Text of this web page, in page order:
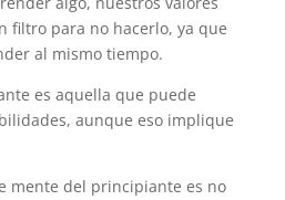
filtro para no hacerlo, ya que
al mismo tiempo.
es aquella que puede
aunque eso implique
mente del principiante es no